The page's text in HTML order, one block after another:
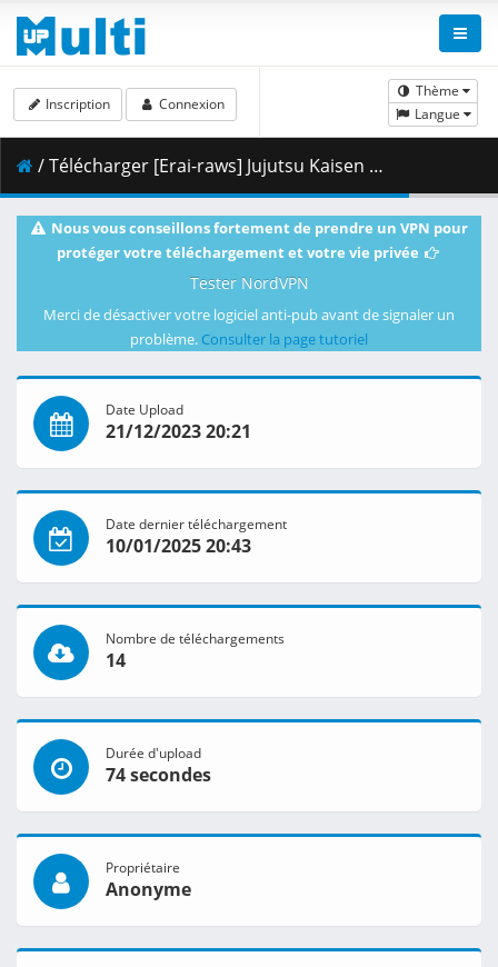
Thème
Langue
Inscription Connexion
/ Télécharger [Erai-raws] Jujutsu Kaisen 2nd Season - 22 [1080p][Multiple Subtitle][28CA7E72].mkv.002 ( 460.61 MB )
Nous vous conseillons fortement de prendre un VPN pour
protéger votre téléchargement et votre vie privée
Tester NordVPN
Merci de désactiver votre logiciel anti-pub avant de signaler un
problème. Consulter la page tutoriel
Date Upload
21/12/2023 20:21
Date dernier téléchargement
10/01/2025 20:43
Nombre de téléchargements
14
Durée d'upload
74 secondes
Propriétaire
Anonyme